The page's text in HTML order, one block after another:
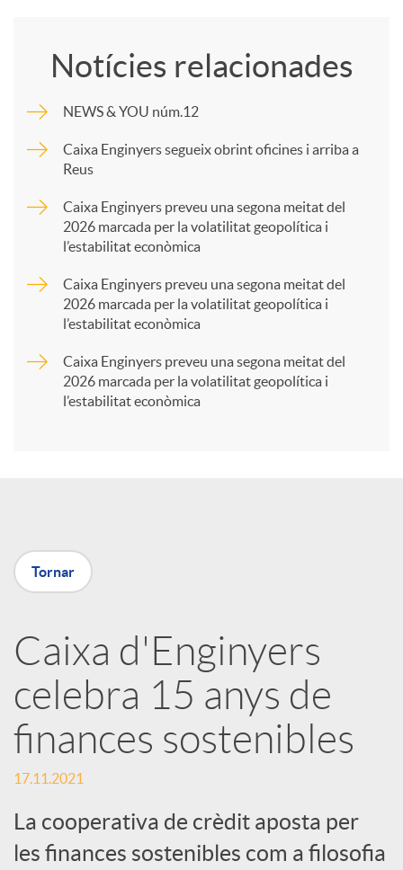
s
p
a
X
r
x
e
s
Notícies relacionades
NEWS & YOU núm.12
Caixa Enginyers segueix obrint oficines i arriba a
Reus
Caixa Enginyers preveu una segona meitat del
2026 marcada per la volatilitat geopolítica i
l’estabilitat econòmica
Caixa Enginyers preveu una segona meitat del
2026 marcada per la volatilitat geopolítica i
l’estabilitat econòmica
Caixa Enginyers preveu una segona meitat del
2026 marcada per la volatilitat geopolítica i
l’estabilitat econòmica
Tornar
Caixa d'Enginyers
celebra 15 anys de
finances sostenibles
17.11.2021
La cooperativa de crèdit aposta per
les finances sostenibles com a filosofia